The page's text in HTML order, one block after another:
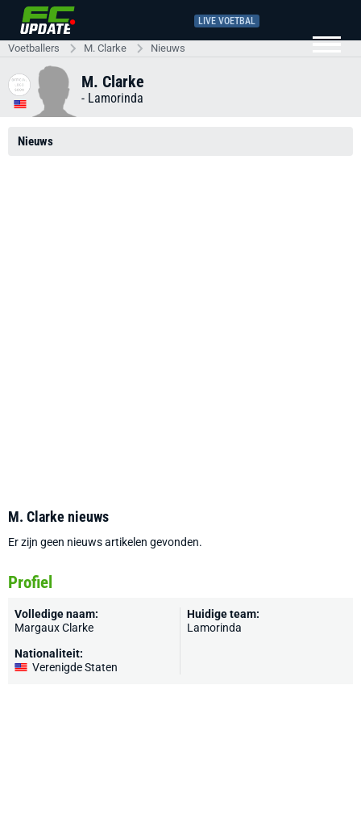
LIVE VOETBAL
Voetballers M. Clarke Nieuws
M. Clarke
- Lamorinda
Nieuws
M. Clarke nieuws
Er zijn geen nieuws artikelen gevonden.
Profiel
Volledige naam:
Margaux Clarke
Nationaliteit:
Verenigde Staten
Huidige team:
Lamorinda